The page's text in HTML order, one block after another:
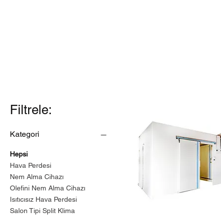
Filtrele:
Kategori
Hepsi
Hava Perdesi
Nem Alma Cihazı
Olefini Nem Alma Cihazı
Isıtıcısız Hava Perdesi
Salon Tipi Split Klima